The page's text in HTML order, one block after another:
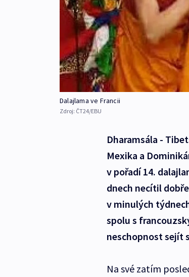
Dalajlama ve Francii
Zdroj: ČT24/EBU
Dharamsála -
Mexika a
v pořadí 14.
dnech necítil
v minulých
spolu s
neschopnost sejít
Na své zatím